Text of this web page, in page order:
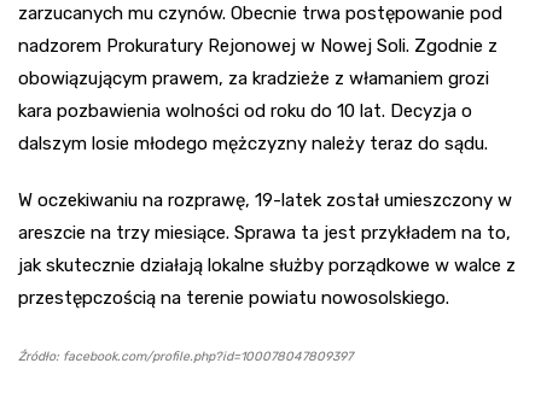
zarzucanych mu czynów. Obecnie trwa postępowanie pod
nadzorem Prokuratury Rejonowej w Nowej Soli. Zgodnie z
obowiązującym prawem, za kradzieże z włamaniem grozi
kara pozbawienia wolności od roku do 10 lat. Decyzja o
dalszym losie młodego mężczyzny należy teraz do sądu.
W oczekiwaniu na rozprawę, 19-latek został umieszczony w
areszcie na trzy miesiące. Sprawa ta jest przykładem na to,
jak skutecznie działają lokalne służby porządkowe w walce z
przestępczością na terenie powiatu nowosolskiego.
Źródło: facebook.com/profile.php?id=100078047809397